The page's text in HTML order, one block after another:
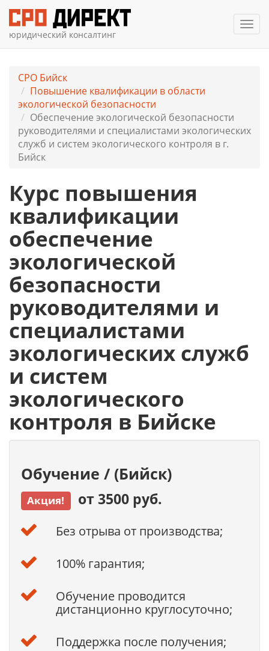
юридический консалтинг
СРО Бийск
Повышение квалификации в области
экологической безопасности
Обеспечение экологической безопасности
руководителями и специалистами экологических
служб и систем экологического контроля в г.
Бийск
Курс повышения
квалификации
обеспечение
экологической
безопасности
руководителями и
специалистами
экологических служб
и систем
экологического
контроля в Бийске
Обучение / (Бийск)
Акция! от 3500 руб.
Без отрыва от производства;
100% гарантия;
Обучение проводится
дистанционно круглосуточно;
Поддержка после получения;